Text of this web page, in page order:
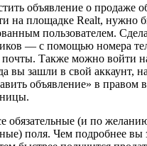
объявление о продаже
на площадке Realt, нужно
пользователем.
— с помощью номера
почты. Также можно войти
вы зашли в свой аккаунт,
объявление» в правом
обязательные (и по
поля. Чем подробнее вы